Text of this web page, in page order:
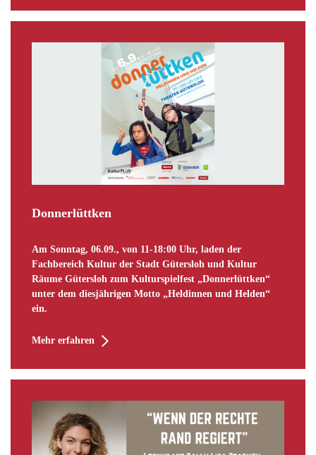
Donnerlüttken
Am Sonntag, 06.09., von 11-18:00 Uhr, laden der
Fachbereich Kultur der Stadt Gütersloh und Kultur
Räume Gütersloh zum Kulturspielfest „Donnerlüttken“
unter dem diesjährigen Motto „Heldinnen und Helden“
ein.
Mehr erfahren